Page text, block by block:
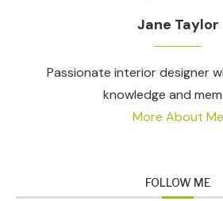
Jane Taylor
Passionate interior designer
knowledge and
More About Me
FOLLOW ME